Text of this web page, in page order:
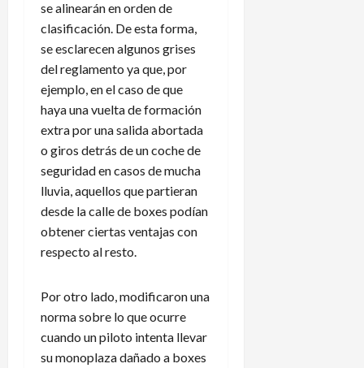
se alinearán en orden de
clasificación. De esta forma,
se esclarecen algunos grises
del reglamento ya que, por
ejemplo, en el caso de que
haya una vuelta de formación
extra por una salida abortada
o giros detrás de un coche de
seguridad en casos de mucha
lluvia, aquellos que partieran
desde la calle de boxes podían
obtener ciertas ventajas con
respecto al resto.
Por otro lado, modificaron una
norma sobre lo que ocurre
cuando un piloto intenta llevar
su monoplaza dañado a boxes